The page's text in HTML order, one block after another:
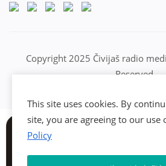
Copyright 2025 Čivijaš radio
Reserved.
This site uses cookies. By
site, you are agreeing to our use
Policy